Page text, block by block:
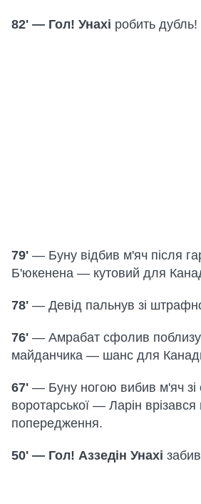
82' — Гол! Унахі робить дубль!
79' — Буну відбив м'яч після
Б'юкенена — кутовий для
78' — Девід пальнув зі
76' — Амрабат сфолив
майданчика — шанс для
67' — Буну ногою вибив м'яч зі
воротарської — Ларін врізався
попередження.
50' — Гол! Аззедін Унахі